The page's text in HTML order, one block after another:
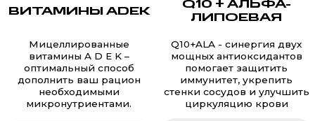
ВИТАМИНЫ ADEK
Мицеллированные
витамины A D E K –
оптимальный способ
дополнить ваш рацион
необходимыми
микронутриентами.
Q10 + АЛЬФА-
ЛИПОЕВАЯ
Q10+ALA - cинергия двух
мощных антиоксидантов
помогает защитить
иммунитет, укрепить
стенки сосудов и улучшить
циркуляцию крови